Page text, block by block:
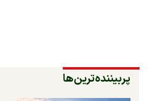
پربیننده‌ترین‌ها